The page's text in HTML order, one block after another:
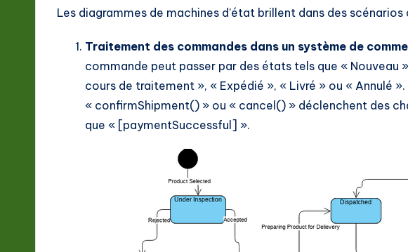
Les diagrammes de machines d’état brillent dans des scénarios
Traitement des commandes dans un système de
commande peut passer par des états tels que « Nouveau
cours de traitement », « Expédié », « Livré » ou « Annulé
« confirmShipment() » ou « cancel() » déclenchent des
que « [paymentSuccessful] ».